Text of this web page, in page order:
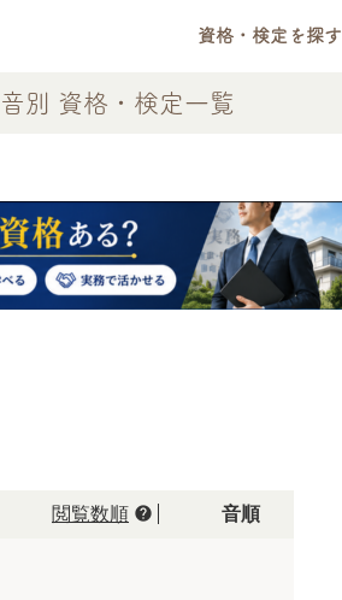
資格・検定を探す
別 資格・検定一覧
閲覧数順 help 50音順